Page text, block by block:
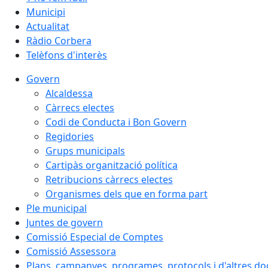
Municipi
Actualitat
Ràdio Corbera
Telèfons d'interès
Govern
Alcaldessa
Càrrecs electes
Codi de Conducta i Bon Govern
Regidories
Grups municipals
Cartipàs organització política
Retribucions càrrecs electes
Organismes dels que en forma part
Ple municipal
Juntes de govern
Comissió Especial de Comptes
Comissió Assessora